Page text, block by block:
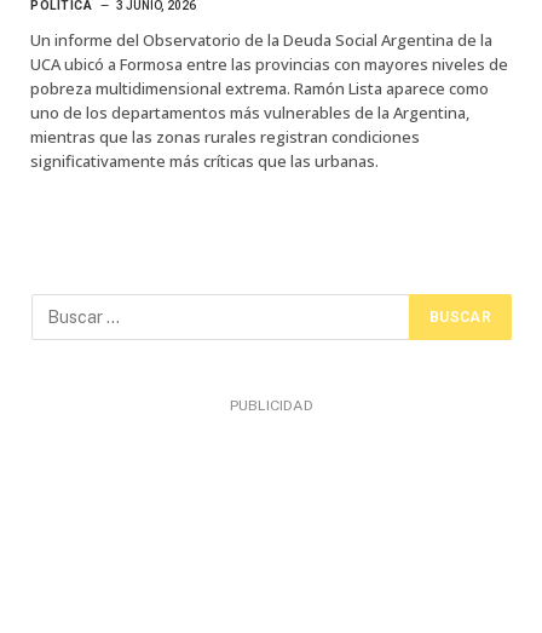
POLÍTICA 3 JUNIO, 2026
Un informe del Observatorio de la Deuda Social Argentina de la
UCA ubicó a Formosa entre las provincias con mayores niveles de
pobreza multidimensional extrema. Ramón Lista aparece como
uno de los departamentos más vulnerables de la Argentina,
mientras que las zonas rurales registran condiciones
significativamente más críticas que las urbanas.
PUBLICIDAD